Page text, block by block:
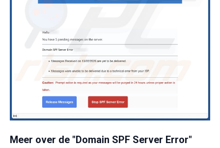
Meer over de "Domain SPF Server Error"